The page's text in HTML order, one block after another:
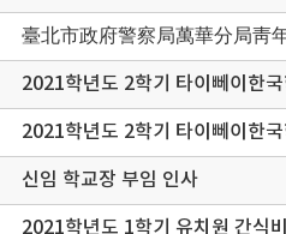
臺北市政府警察局萬華分局靑
2021학년도 2학기 타이뻬이한
2021학년도 2학기 타이뻬이한
신임 학교장 부임 인사
2021학년도 1학기 유치원 간식